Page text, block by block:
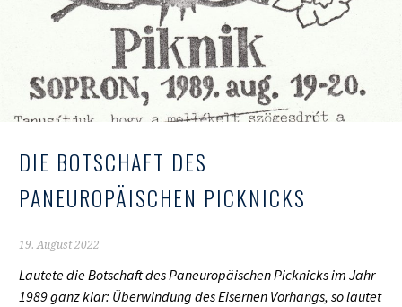
DIE BOTSCHAFT DES
PANEUROPÄISCHEN PICKNICKS
19. August 2022
Lautete die Botschaft des Paneuropäischen Picknicks im Jahr
1989 ganz klar: Überwindung des Eisernen Vorhangs, so lautet